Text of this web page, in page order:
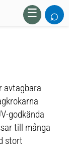
☰ ⌕
avtagbara
godkända
till många
stort